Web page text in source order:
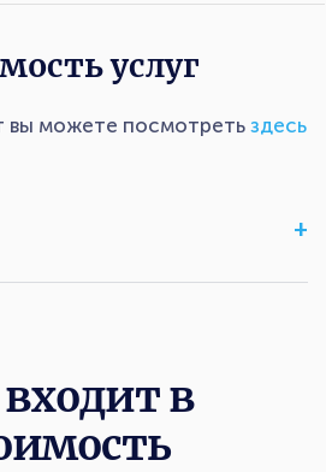
услуг
вы можете посмотреть здесь
в